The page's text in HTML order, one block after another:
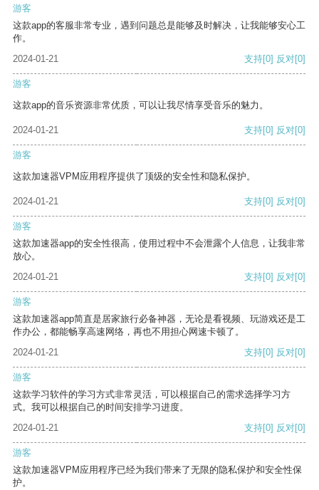
游客
这款app的客服非常专业，遇到问题总是能够及时解决，让我能够安心工
作。
2024-01-21
支持[0] 反对[0]
游客
这款app的音乐资源非常优质，可以让我尽情享受音乐的魅力。
2024-01-21 支持[0] 反对[0]
游客
这款加速器VPM应用程序提供了顶级的安全性和隐私保护。
2024-01-21 支持[0] 反对[0]
游客
这款加速器app的安全性很高，使用过程中不会泄露个人信息，让我非常
放心。
2024-01-21
支持[0] 反对[0]
游客
这款加速器app简直是居家旅行必备神器，无论是看视频、玩游戏还是工
作办公，都能畅享高速网络，再也不用担心网速卡顿了。
2024-01-21
支持[0] 反对[0]
游客
这款学习软件的学习方式非常灵活，可以根据自己的需求选择学习方
式。我可以根据自己的时间安排学习进度。
2024-01-21
支持[0] 反对[0]
游客
这款加速器VPM应用程序已经为我们带来了无限的隐私保护和安全性保
护。